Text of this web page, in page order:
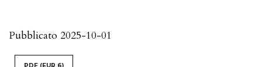
Pubblicato 2025-10-01
PDF (EUR 6)